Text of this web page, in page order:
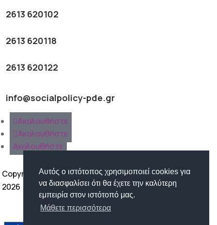
Αυτός ο ιστότοπος χρησιμοποιεί cookies για
να διασφαλίσει ότι θα έχετε την καλύτερη
εμπειρία στον ιστότοπό μας.
Μάθετε περισσότερα
2613 620102
2613 620118
2613 620122
info@socialpolicy-pde.gr
Ακολουθήστε
Ακολουθήστε
Ακολουθήστε
Copyright ©
2026
Όροι Χρήσης | Προστασία
Προσωπικών Δεδομένων